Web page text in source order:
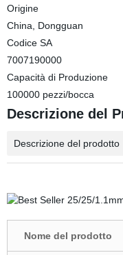
Origine
China, Dongguan
Codice SA
7007190000
Capacità di Produzione
100000 pezzi/bocca
Descrizione del
Descrizione del prodotto
Nome del prodotto